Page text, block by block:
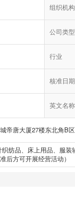
组织机
公司类型
行业
核准日期
英文名称
帝唐大厦27楼东北角B
纺品、床上用品、服
后方可开展经营活动）